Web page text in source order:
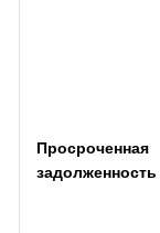
Просроченная
задолженность